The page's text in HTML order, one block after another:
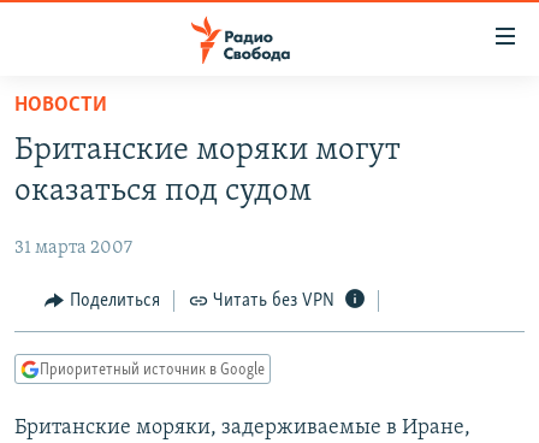
упрощенного
доступа
основному
Вернутся
главной
навигации
Вернутся
ПОДКАСТЫ
ЦИТАТЫ СВОБОДЫ
МНЕНИЯ
IDEL.РЕАЛИИ
КАВКАЗ.РЕАЛИИ
НОВОСТИ
Британские моряки могут
оказаться под судом
31 марта 2007
Поделиться Читать без VPN
Приоритетный источник в Google
Британские моряки, задерживаемые в Иране,